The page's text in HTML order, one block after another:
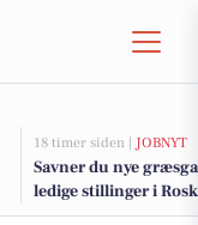
18 timer siden | JOBNYT
Savner du nye
ledige stillinger i